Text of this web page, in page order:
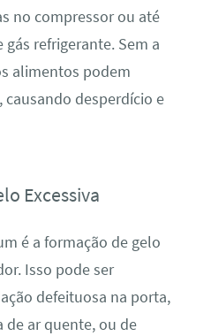
no compressor ou até
refrigerante. Sem a
alimentos podem
desperdício e
Excessiva
é a formação de gelo
Isso pode ser
defeituosa na porta,
de ar quente, ou de